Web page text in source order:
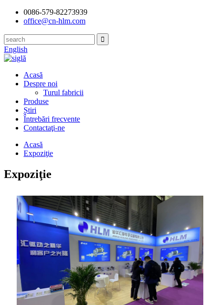
0086-579-82273939
office@cn-hlm.com
English
Acasă
Despre noi
Turul fabricii
Produse
Știri
Întrebări frecvente
Contactaţi-ne
Acasă
Expoziţie
Expoziţie